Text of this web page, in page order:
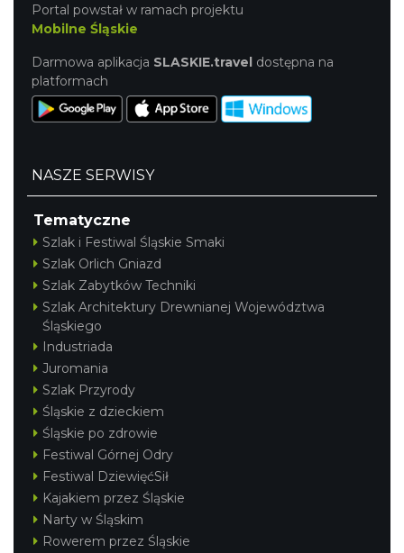
Portal powstał w ramach projektu
Mobilne Śląskie
Darmowa aplikacja SLASKIE.travel dostępna na
platformach
NASZE SERWISY
Tematyczne
Szlak i Festiwal Śląskie Smaki
Szlak Orlich Gniazd
Szlak Zabytków Techniki
Szlak Architektury Drewnianej Województwa
Śląskiego
Industriada
Juromania
Szlak Przyrody
Śląskie z dzieckiem
Śląskie po zdrowie
Festiwal Górnej Odry
Festiwal DziewięćSił
Kajakiem przez Śląskie
Narty w Śląskim
Rowerem przez Śląskie